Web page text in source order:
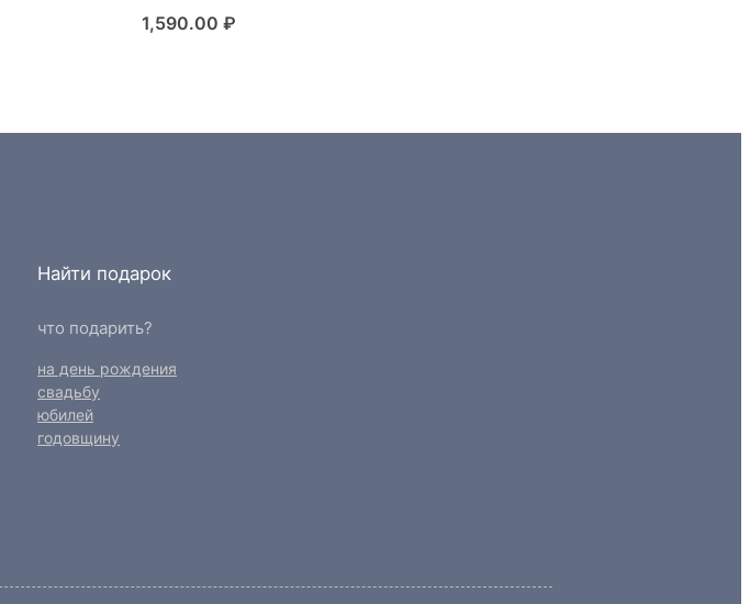
1,590.00 ₽
Найти подарок
что подарить?
на день рождения
свадьбу
юбилей
годовщину